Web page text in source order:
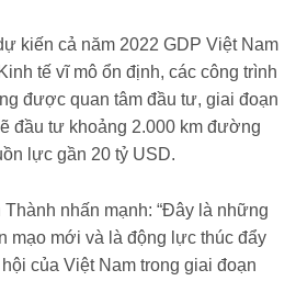
kiến cả năm 2022 GDP Việt Nam
tế vĩ mô ổn định, các công trình
được quan tâm đầu tư, giai đoạn
đầu tư khoảng 2.000 km đường
lực gần 20 tỷ USD.
nhấn mạnh: “Đây là những
mạo mới và là động lực thúc đẩy
của Việt Nam trong giai đoạn